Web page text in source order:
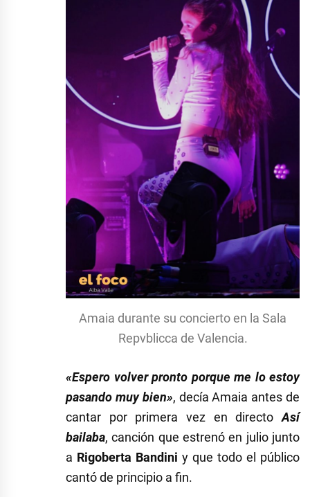
Amaia durante su concierto en la Sala
Repvblicca de Valencia.
«Espero volver pronto porque me lo estoy
pasando muy bien», decía Amaia antes de
cantar por primera vez en directoAsí
bailaba, canción que estrenó en julio junto
a Rigoberta Bandini y que todo el público
cantó de principio a fin.